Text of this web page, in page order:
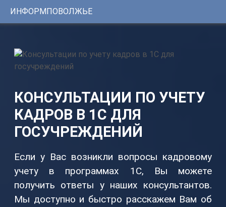
ИНФОРМПОВОЛЖЬЕ
Регистрационный
номер
37331-
0251
от
24.01.2014г.
Youtube-
Telegram-
канал
КОНТАКТЫ
Услуги
Программы
Уникальные
решения
ИНФОРМПОВОЛЖЬЕ
КОНСУЛЬТАЦИИ ПО УЧЕТУ
КАДРОВ В 1С ДЛЯ
ГОСУЧРЕЖДЕНИЙ
Если у Вас возникли вопросы кадровому
учету в программах 1С, Вы можете
получить ответы у наших консультантов.
Мы доступно и быстро расскажем Вам об